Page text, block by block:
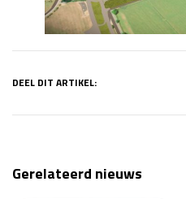
DEEL DIT ARTIKEL:
Gerelateerd nieuws